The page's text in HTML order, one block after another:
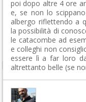
poi dopo altre 4 ore
e, se non lo
albergo riflettendo a
la possibilità di
le catacombe ad
e colleghi non
essere lì a far loro
altrettanto belle (se